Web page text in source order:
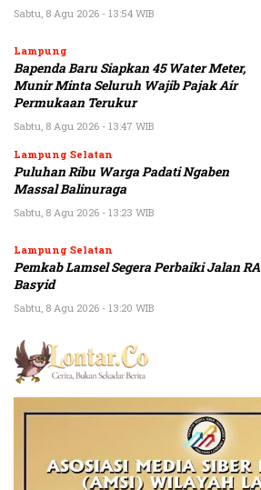
Sabtu, 8 Agu 2026 - 13:54 WIB
Lampung
Bapenda Baru Siapkan 45 Water Meter,
Munir Minta Seluruh Wajib Pajak Air
Permukaan Terukur
Sabtu, 8 Agu 2026 - 13:47 WIB
Lampung Selatan
Puluhan Ribu Warga Padati Ngaben
Massal Balinuraga
Sabtu, 8 Agu 2026 - 13:23 WIB
Lampung Selatan
Pemkab Lamsel Segera Perbaiki Jalan RA
Basyid
Sabtu, 8 Agu 2026 - 13:20 WIB